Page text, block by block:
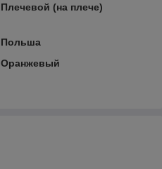
Плечевой (на плече)
Польша
Оранжевый